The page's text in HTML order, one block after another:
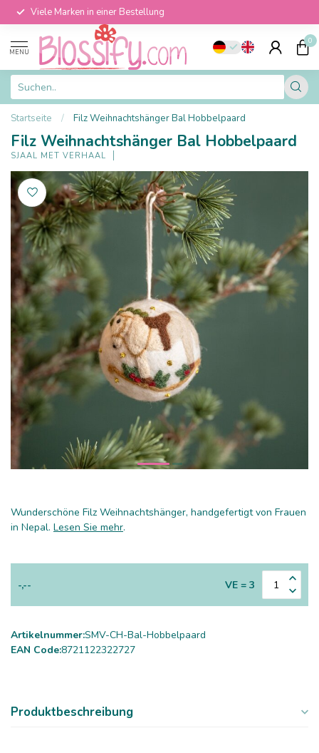
Viele Marken in einer Bestellung
MENU
0
Startseite / Filz Weihnachtshänger Bal Hobbelpaard
Filz Weihnachtshänger Bal Hobbelpaard
SJAAL MET VERHAAL
Wunderschöne Filz Weihnachtshänger, handgefertigt von Frauen
in Nepal. Lesen Sie mehr.
-,-- VE = 3
Artikelnummer:SMV-CH-Bal-Hobbelpaard
EAN Code:8721122322727
Produktbeschreibung